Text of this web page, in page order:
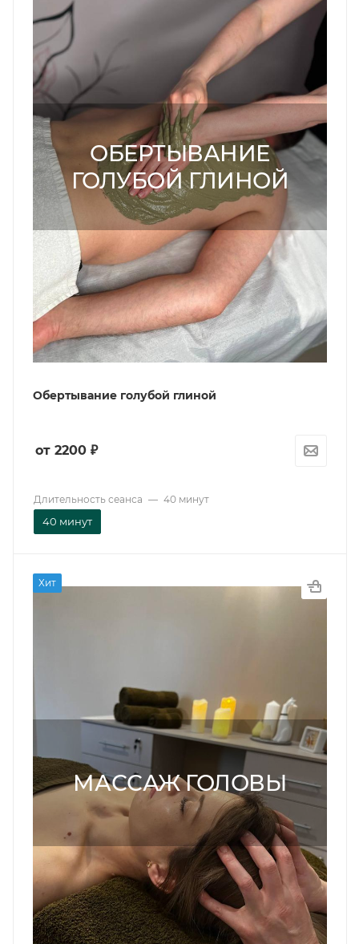
ОБЕРТЫВАНИЕ
ГОЛУБОЙ ГЛИНОЙ
Обертывание голубой глиной
от 2200 ₽
Длительность сеанса — 40 минут
40 минут
Хит
МАССАЖ ГОЛОВЫ